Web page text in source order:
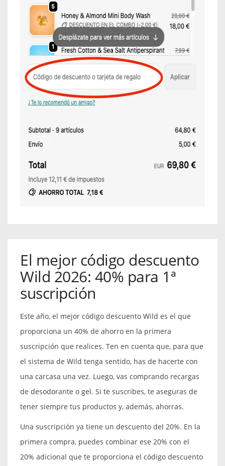
El mejor código descuento
Wild 2026: 40% para 1ª
suscripción
Este año, el mejor código descuento Wild es el que
proporciona un 40% de ahorro en la primera
suscripción que realices. Ten en cuenta que, para que
el sistema de Wild tenga sentido, has de hacerte con
una carcasa una vez. Luego, vas comprando recargas
de desodorante o gel. Si te suscribes, te aseguras de
tener siempre tus productos y, además, ahorras.
Una suscripción ya tiene un descuento del 20%. En la
primera compra, puedes combinar ese 20% con el
20% adicional que te proporciona el código descuento